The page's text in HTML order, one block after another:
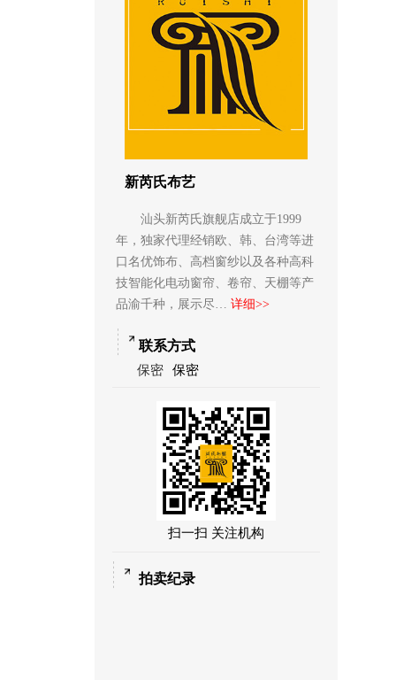
新芮氏布艺
汕头新芮氏旗舰店成立于1999
年，独家代理经销欧、韩、台湾等进
口名优饰布、高档窗纱以及各种高科
技智能化电动窗帘、卷帘、天棚等产
品渝千种，展示尽… 详细>>
联系方式
保密 保密
扫一扫 关注机构
拍卖纪录